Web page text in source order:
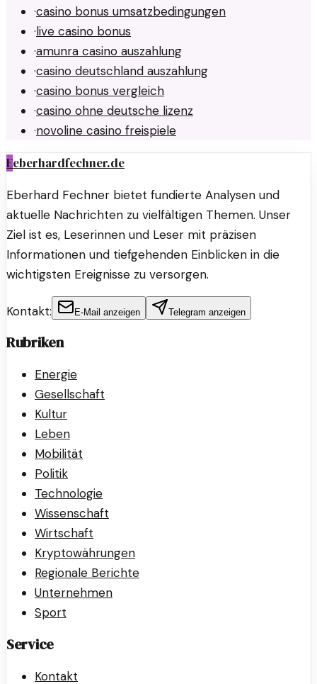
·casino bonus umsatzbedingungen
·live casino bonus
·amunra casino auszahlung
·casino deutschland auszahlung
·casino bonus vergleich
·casino ohne deutsche lizenz
·novoline casino freispiele
Eeberhardfechner.de
Eberhard Fechner bietet fundierte Analysen und
aktuelle Nachrichten zu vielfältigen Themen. Unser
Ziel ist es, Leserinnen und Leser mit präzisen
Informationen und tiefgehenden Einblicken in die
wichtigsten Ereignisse zu versorgen.
Kontakt: E-Mail anzeigen Telegram anzeigen
Rubriken
Energie
Gesellschaft
Kultur
Leben
Mobilität
Politik
Technologie
Wissenschaft
Wirtschaft
Kryptowährungen
Regionale Berichte
Unternehmen
Sport
Service
Kontakt